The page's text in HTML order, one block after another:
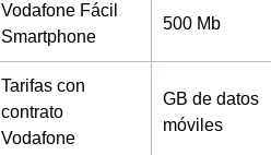
Vodafone Fácil
Smartphone
500 Mb
Tarifas con
contrato
Vodafone
GB de datos
móviles